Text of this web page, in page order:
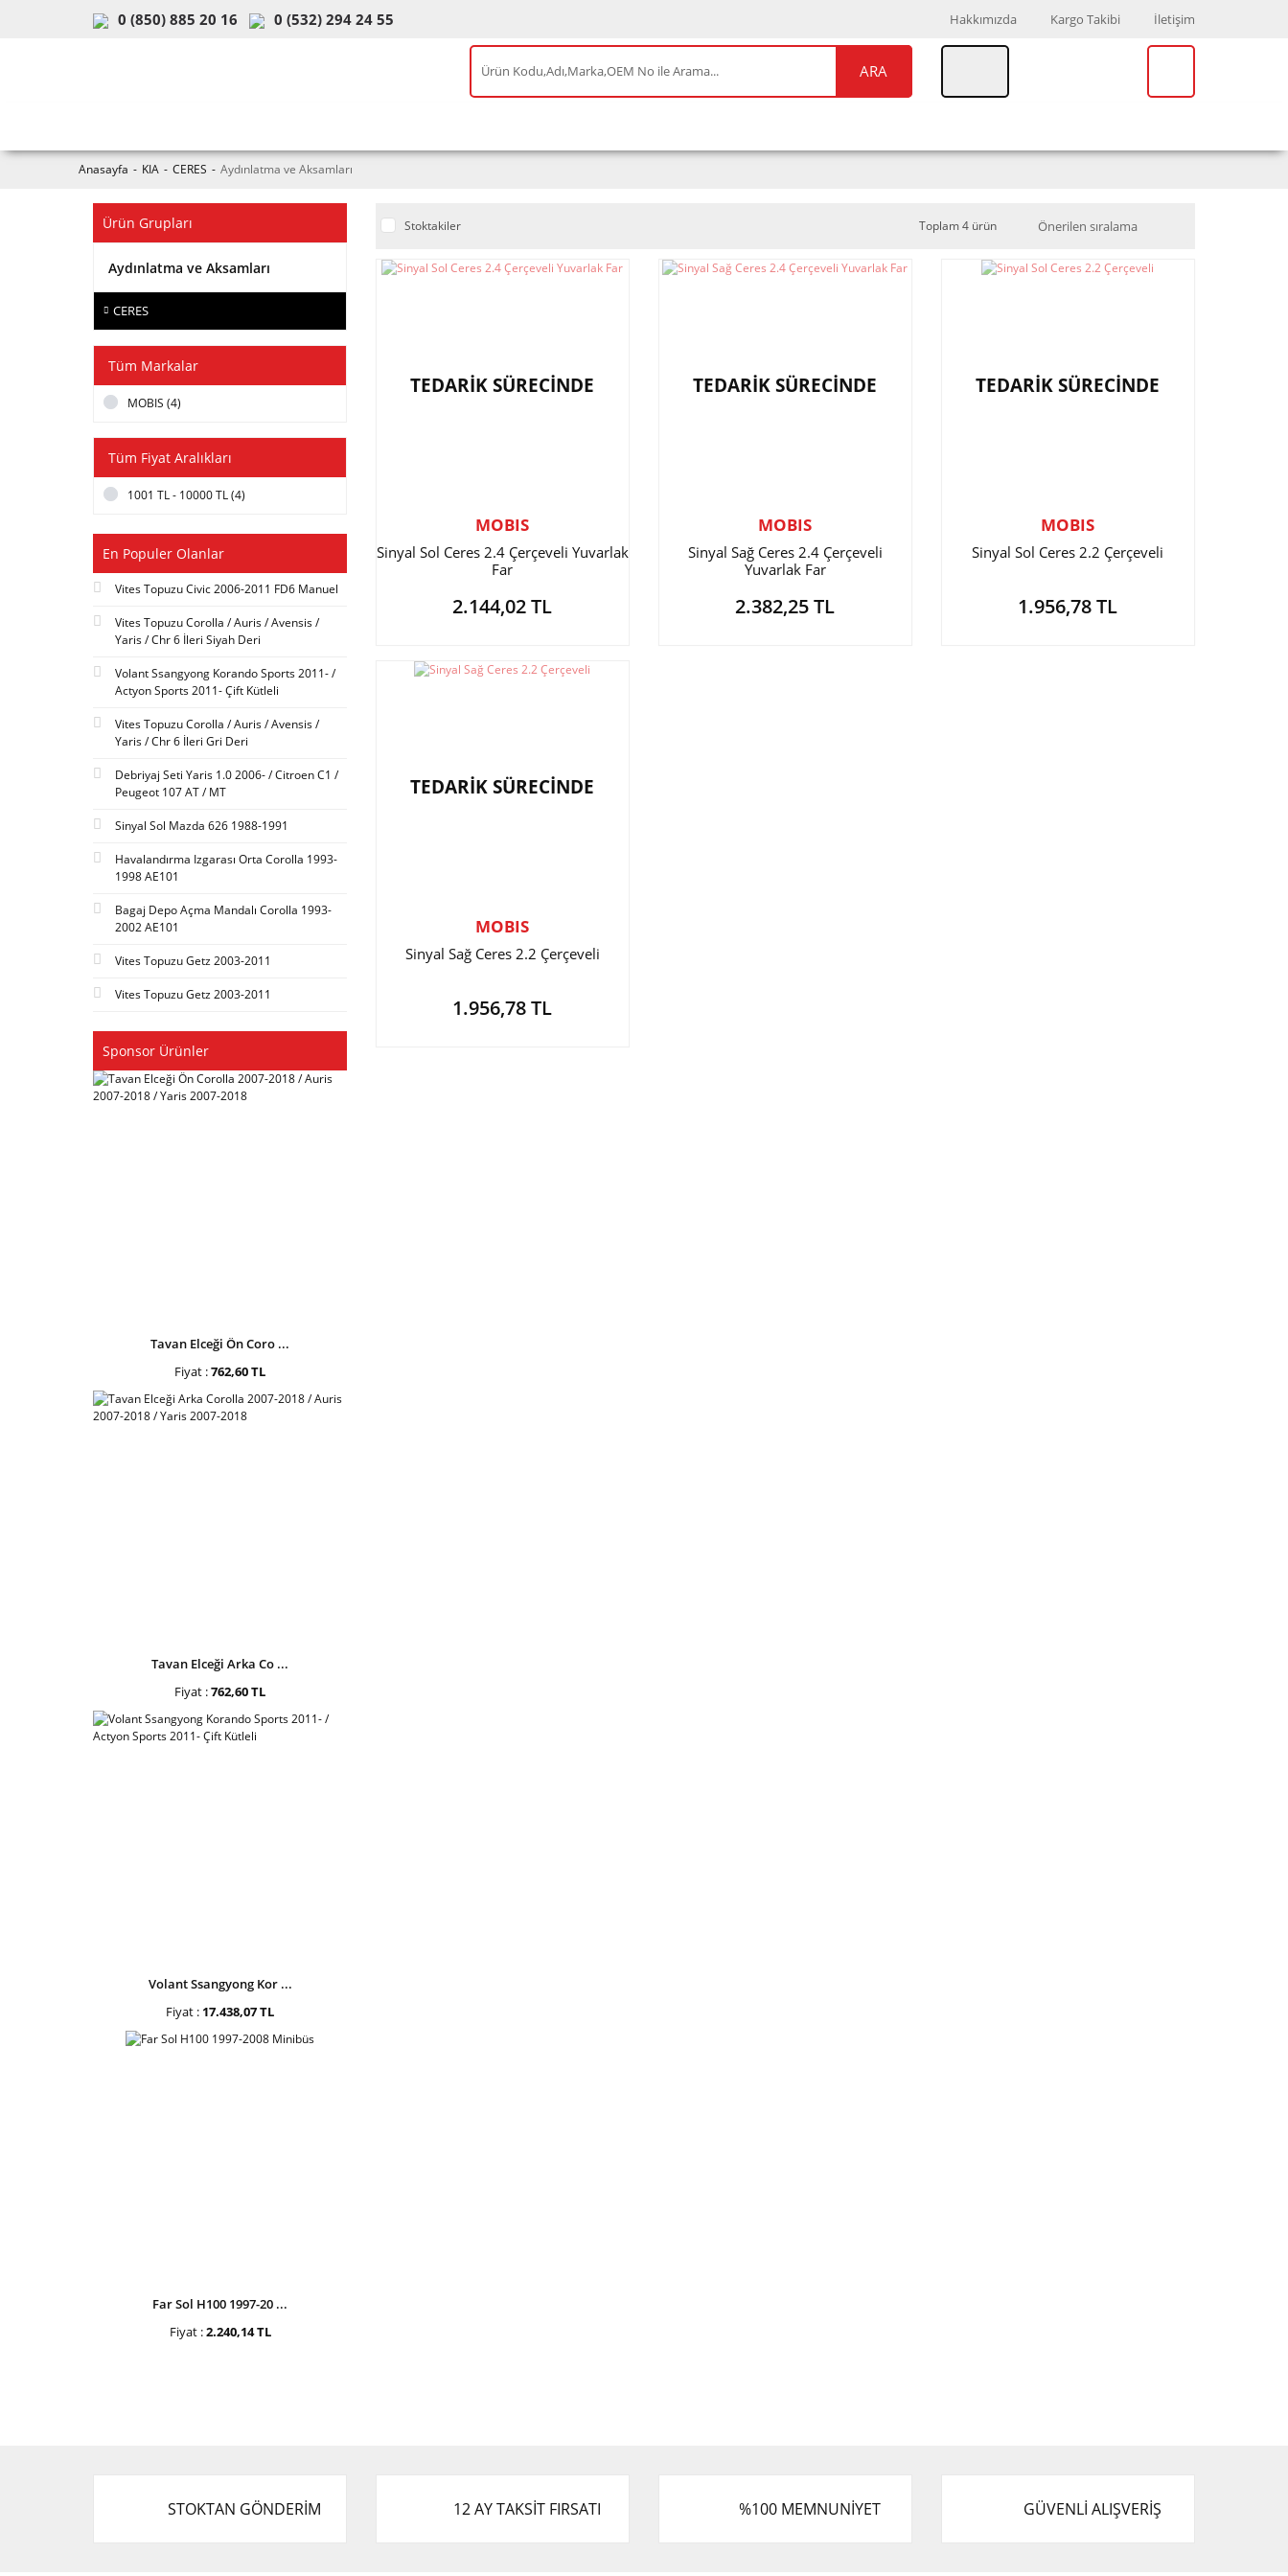
0 (850) 885 20 16 0 (532) 294 24 55 Hakkımızda Kargo Takibi İletişim
ARA
Anasayfa KIA CERES Aydınlatma ve Aksamları
Ürün Grupları
Aydınlatma ve Aksamları
CERES
Tüm Markalar
MOBIS (4)
Tüm Fiyat Aralıkları
1001 TL - 10000 TL (4)
En Populer Olanlar
Vites Topuzu Civic 2006-2011 FD6 Manuel
Vites Topuzu Corolla / Auris / Avensis /
Yaris / Chr 6 İleri Siyah Deri
Volant Ssangyong Korando Sports 2011- /
Actyon Sports 2011- Çift Kütleli
Vites Topuzu Corolla / Auris / Avensis /
Yaris / Chr 6 İleri Gri Deri
Debriyaj Seti Yaris 1.0 2006- / Citroen C1 /
Peugeot 107 AT / MT
Sinyal Sol Mazda 626 1988-1991
Havalandırma Izgarası Orta Corolla 1993-
1998 AE101
Bagaj Depo Açma Mandalı Corolla 1993-
2002 AE101
Vites Topuzu Getz 2003-2011
Vites Topuzu Getz 2003-2011
Sponsor Ürünler
Tavan Elceği Ön Coro ...
Fiyat :762,60 TL
Tavan Elceği Arka Co ...
Fiyat :762,60 TL
Volant Ssangyong Kor ...
Fiyat : 17.438,07 TL
Far Sol H100 1997-20 ...
Fiyat :2.240,14 TL
Stoktakiler Toplam 4 ürün
TEDARİK SÜRECİNDE
MOBIS
Sinyal Sol Ceres 2.4 Çerçeveli Yuvarlak
Far
2.144,02 TL
TEDARİK SÜRECİNDE
MOBIS
Sinyal Sağ Ceres 2.4 Çerçeveli
Yuvarlak Far
2.382,25 TL
TEDARİK SÜRECİNDE
MOBIS
Sinyal Sol Ceres 2.2 Çerçeveli
1.956,78 TL
TEDARİK SÜRECİNDE
MOBIS
Sinyal Sağ Ceres 2.2 Çerçeveli
1.956,78 TL
STOKTAN GÖNDERİM 12 AY TAKSİT FIRSATI %100 MEMNUNİYET GÜVENLİ ALIŞVERİŞ